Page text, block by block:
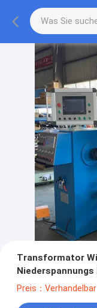
Transformator
Preis：Verhandelbar